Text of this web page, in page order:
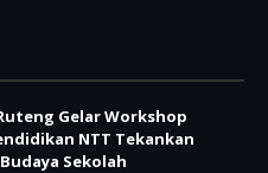
Gelar Workshop
NTT Tekankan
Sekolah